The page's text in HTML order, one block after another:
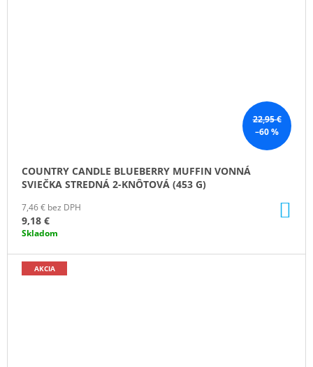
22,95 €
–60 %
COUNTRY CANDLE BLUEBERRY MUFFIN VONNÁ
SVIEČKA STREDNÁ 2-KNÔTOVÁ (453 G)
7,46 € bez DPH
9,18 €
Skladom
AKCIA